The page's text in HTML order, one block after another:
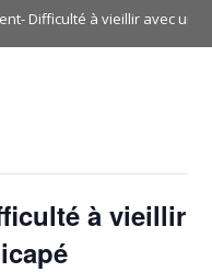
Difficulté à vieillir avec un
à vieillir